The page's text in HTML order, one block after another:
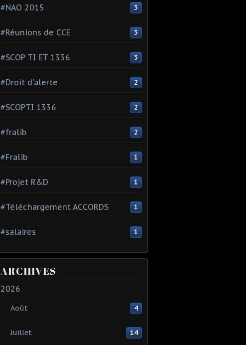
#NAO 2015 3
#Réunions de CCE 3
#SCOP TI ET 1336 3
#Droit d'alerte 2
#SCOPTI 1336 2
#fralib 2
#Fralib 1
#Projet R&D 1
#Téléchargement ACCORDS 1
#salaires 1
ARCHIVES
2026
Août 4
Juillet 14